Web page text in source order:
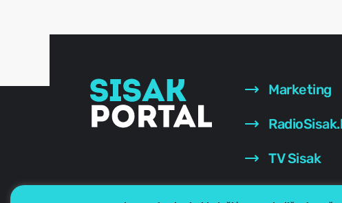
Marketing
TV Sisak